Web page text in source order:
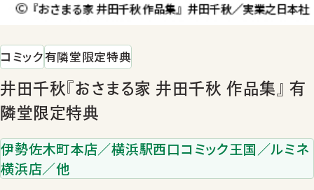
コミック有隣堂限定特典
井田千秋『おさまる家 井田千秋 作品集』 有
隣堂限定特典
伊勢佐木町本店／横浜駅西口コミック王国／ルミネ
横浜店／他